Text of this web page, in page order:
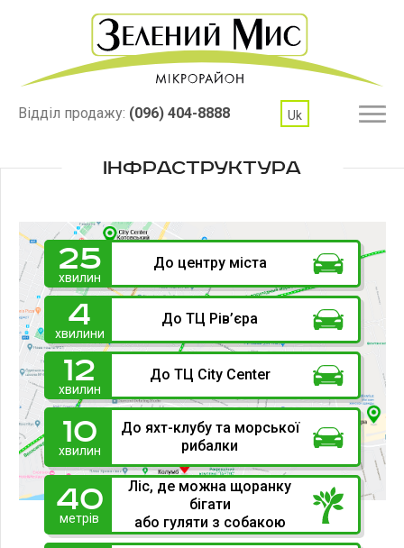
Відділ продажу: (096) 404-8888 Uk
ІНФРАСТРУКТУРА
25
хвилин
До центру міста
4
хвилини
До ТЦ Рів’єра
12
хвилин
До ТЦ City Center
10
хвилин
До яхт-клубу та морської
рибалки
40
метрів
Ліс, де можна щоранку
бігати
або гуляти з собакою